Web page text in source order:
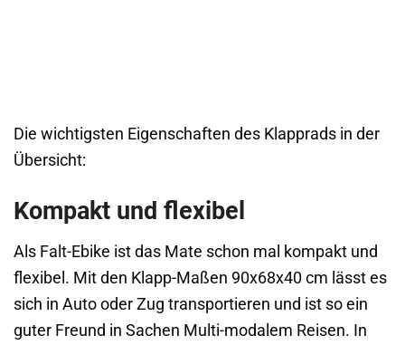
Die wichtigsten Eigenschaften des Klapprads in der
Übersicht:
Kompakt und flexibel
Als Falt-Ebike ist das Mate schon mal kompakt und
flexibel. Mit den Klapp-Maßen 90x68x40 cm lässt es
sich in Auto oder Zug transportieren und ist so ein
guter Freund in Sachen Multi-modalem Reisen. In